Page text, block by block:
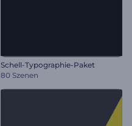
Schell-Typographie-Paket
80 Szenen